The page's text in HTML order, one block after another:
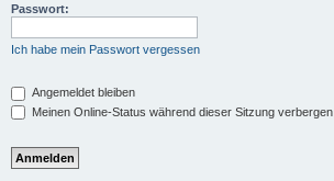
Passwort:
Ich habe mein Passwort vergessen
Angemeldet bleiben
Meinen Online-Status während dieser Sitzung verbergen